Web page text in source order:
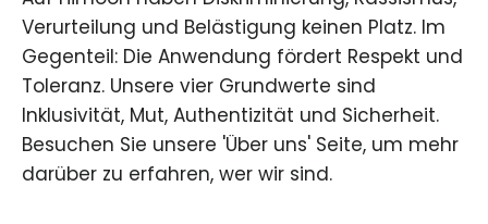
Verurteilung und Belästigung keinen Platz. Im
Gegenteil: Die Anwendung fördert Respekt und
Toleranz. Unsere vier Grundwerte sind
Inklusivität, Mut, Authentizität und Sicherheit.
Besuchen Sie unsere 'Über uns' Seite, um mehr
darüber zu erfahren, wer wir sind.